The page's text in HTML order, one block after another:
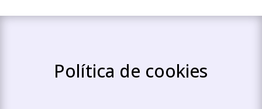
Política de cookies